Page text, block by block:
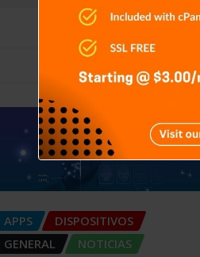
APPS
DISPOSITIVOS
GENERAL
NOTICIAS